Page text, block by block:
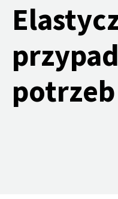
potrzeb